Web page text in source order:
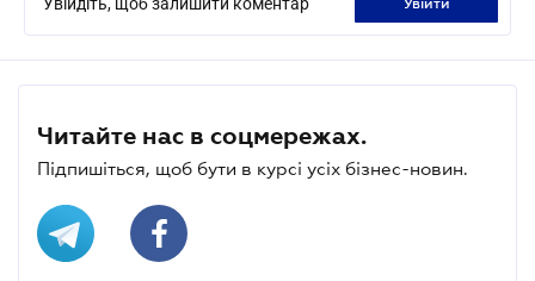
Читайте нас в соцмережах.
Підпишіться, щоб бути в курсі усіх бізнес-новин.